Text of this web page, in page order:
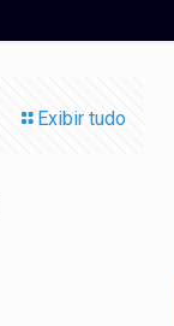
Exibir tudo